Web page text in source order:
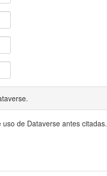
de Dataverse antes citadas.